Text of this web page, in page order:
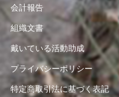
会計報告
組織文書
戴いている活動助成
プライバシーポリシー
特定商取引法に基づく表記